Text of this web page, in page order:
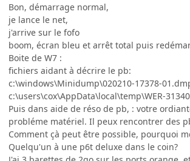
Bon, démarrage normal,
je lance le net,
j'arrive sur le fofo
boom, écran bleu et arrêt total puis
Boite de W7 :
fichiers aidant à décrire le pb:
c:\windows\Minidump\020210-17378-
c:\users\cox\AppData\local\temp\WER-
Puis dans aide de réso de pb, : votre
probléme matériel. Il peux rencontrer des
Comment çà peut être possible, pourquoi
Quelqu'un à une p6t deluxe dans le coin?